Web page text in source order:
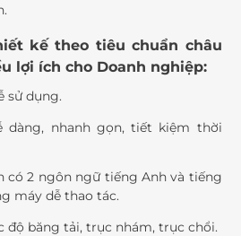
kế theo tiêu chuẩn châu
lợi ích cho Doanh nghiệp:
sử dụng.
dàng, nhanh gọn, tiết kiệm thời
có 2 ngôn ngữ tiếng Anh và tiếng
máy dễ thao tác.
độ băng tải, trục nhám, trục chổi.